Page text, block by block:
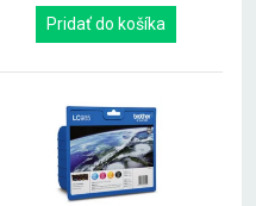
Pridať do košíka